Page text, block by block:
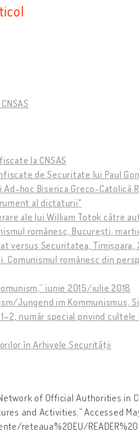
la CNSAS
de Securitate lui Paul
hoc Biserica Greco-Catolică
al dictaturii"
ale lui William Totok către
românesc, București,
versus Securitatea, Timișoara,
Comunismul românesc din
iunie 2015/iulie 2018
Jungend im Kommunismus,
număr special privind
în Arhivele Securității
Network of Official Authorities in
and Activities.” Accessed
reteaua%20EU/